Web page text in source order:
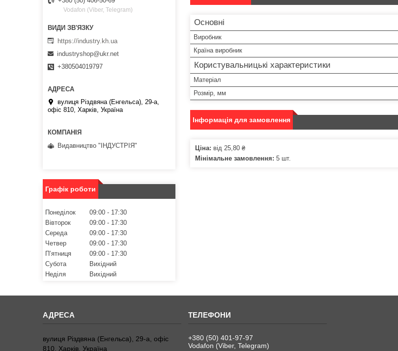
Основні
Виробник
Країна виробник
Користувальницькі характеристики
Матеріал
Розмір, мм
Інформація для замовлення
Ціна: від 25,80 ₴
Мінімальне замовлення: 5 шт.
Vodafon (Viber, Telegram)
https://industry.kh.ua
industryshop@ukr.net
+380504019797
вулиця Різдвяна (Енгельса), 29-а,
офіс 810, Харків, Україна
Видавництво "ІНДУСТРІЯ"
Графік роботи
Понеділок 09:00
17:30
Вівторок
09:00
17:30
Середа
09:00
17:30
Четвер
09:00
17:30
Пʼятниця
09:00
17:30
Субота
Вихідний
Неділя
Вихідний
вулиця Різдвяна (Енгельса), 29-а, офіс
810, Харків, Україна
+380 (50) 401-97-97
Vodafon (Viber, Telegram)